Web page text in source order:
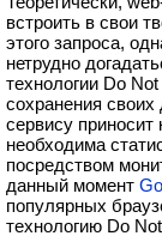
встроить в свои
этого запроса,
нетрудно
технологии Do
сохранения
сервису приносит
необходима
посредством
данный момент
популярных
технологию Do